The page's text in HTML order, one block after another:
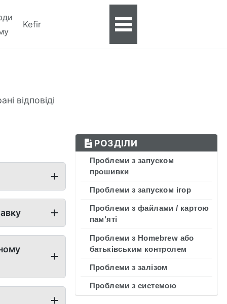
Kefir
Toggle
menu
відповіді
РОЗДІЛИ
Проблеми з запуском
прошивки
Проблеми з запуском ігор
Проблеми з файлами / картою
пам’яті
Проблеми з Homebrew або
батьківським контролем
Проблеми з залізом
Проблеми з системою